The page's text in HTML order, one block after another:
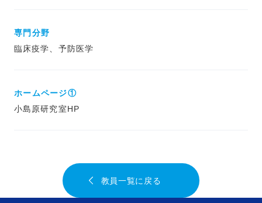
専門分野
臨床疫学、予防医学
ホームページ①
小島原研究室HP
教員一覧に戻る